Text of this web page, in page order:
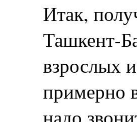
Итак,
Ташкент-
взрослых
примерно